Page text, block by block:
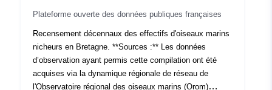
Plateforme ouverte des données publiques françaises
Recensement décennaux des effectifs d'oiseaux marins
nicheurs en Bretagne. **Sources :** Les données
d’observation ayant permis cette compilation ont été
acquises via la dynamique régionale de réseau de
l'Observatoire régional des oiseaux marins (Orom)